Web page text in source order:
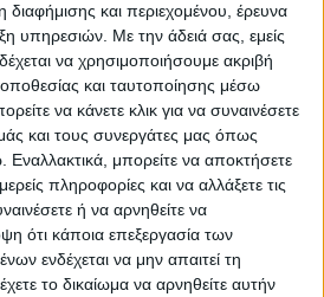
διαφήμισης και περιεχομένου, έρευνα
υπηρεσιών. Με την άδειά σας, εμείς
να χρησιμοποιήσουμε ακριβή
και ταυτοποίησης μέσω
να κάνετε κλικ για να συναινέσετε
και τους συνεργάτες μας όπως
μπορείτε να αποκτήσετε
πληροφορίες και να αλλάξετε τις
ή να αρνηθείτε να
ότι κάποια επεξεργασία των
ενδέχεται να μην απαιτεί τη
το δικαίωμα να αρνηθείτε αυτήν
κ. Β. Τσιάκος τόνισε:
να φωτίζουμε
τα χωριά μας ώστε να
κλίμα που
Θεωρώ ότι και
προσπάθεια πολλών
και θέλω να
μας είναι από τους
σε όλη την Ελλάδα.